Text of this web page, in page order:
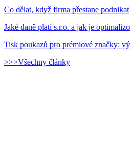
Co dělat, když firma přestane podnikat
Jaké daně platí s.r.o. a jak je
Tisk poukazů pro prémiové značky:
>>>Všechny články